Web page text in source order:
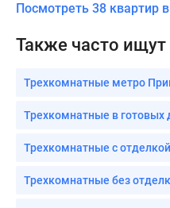
Посмотреть 38 квартир
Также часто ищут
Трехкомнатные метро
Трехкомнатные в готовых
Трехкомнатные с отделкой
Трехкомнатные без